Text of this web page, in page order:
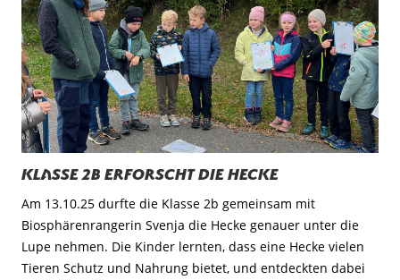
Klasse 2b erforscht die Hecke
Am 13.10.25 durfte die Klasse 2b gemeinsam mit
Biosphärenrangerin Svenja die Hecke genauer unter die
Lupe nehmen. Die Kinder lernten, dass eine Hecke vielen
Tieren Schutz und Nahrung bietet, und entdeckten dabei